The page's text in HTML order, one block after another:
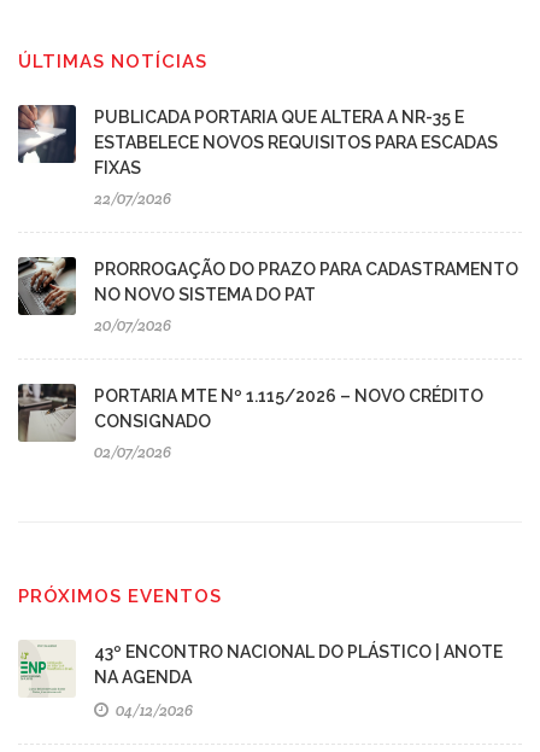
ÚLTIMAS NOTÍCIAS
PUBLICADA PORTARIA QUE ALTERA A NR-35 E
ESTABELECE NOVOS REQUISITOS PARA ESCADAS
FIXAS
22/07/2026
PRORROGAÇÃO DO PRAZO PARA CADASTRAMENTO
NO NOVO SISTEMA DO PAT
20/07/2026
PORTARIA MTE Nº 1.115/2026 – NOVO CRÉDITO
CONSIGNADO
02/07/2026
PRÓXIMOS EVENTOS
43º ENCONTRO NACIONAL DO PLÁSTICO | ANOTE
NA AGENDA
04/12/2026